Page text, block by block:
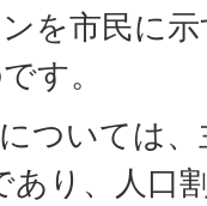
を市民に
す。
ついては
あり、人口